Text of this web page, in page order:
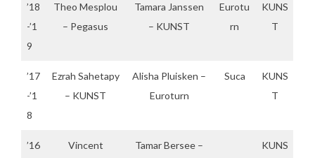
’18
-’1
9
Theo Mesplou
– Pegasus
Tamara Janssen
– KUNST
Eurotu
rn
KUNS
T
’17
-’1
8
Ezrah Sahetapy
– KUNST
Alisha Pluisken –
Euroturn
Suca
KUNS
T
’16
Vincent
Tamar Bersee –
KUNS